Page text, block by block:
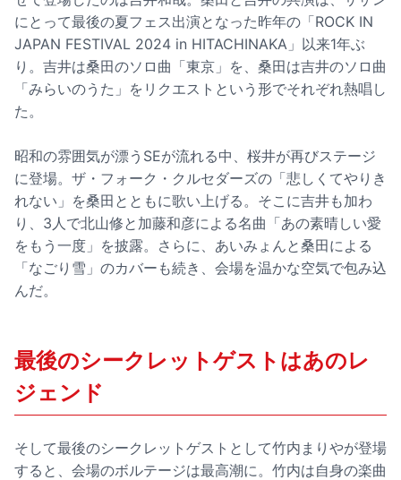
にとって最後の夏フェス出演となった昨年の「ROCK IN
JAPAN FESTIVAL 2024 in HITACHINAKA」以来1年ぶ
り。吉井は桑田のソロ曲「東京」を、桑田は吉井のソロ曲
「みらいのうた」をリクエストという形でそれぞれ熱唱し
た。
昭和の雰囲気が漂うSEが流れる中、桜井が再びステージ
に登場。ザ・フォーク・クルセダーズの「悲しくてやりき
れない」を桑田とともに歌い上げる。そこに吉井も加わ
り、3人で北山修と加藤和彦による名曲「あの素晴しい愛
をもう一度」を披露。さらに、あいみょんと桑田による
「なごり雪」のカバーも続き、会場を温かな空気で包み込
んだ。
最後のシークレットゲストはあのレ
ジェンド
そして最後のシークレットゲストとして竹内まりやが登場
すると、会場のボルテージは最高潮に。竹内は自身の楽曲